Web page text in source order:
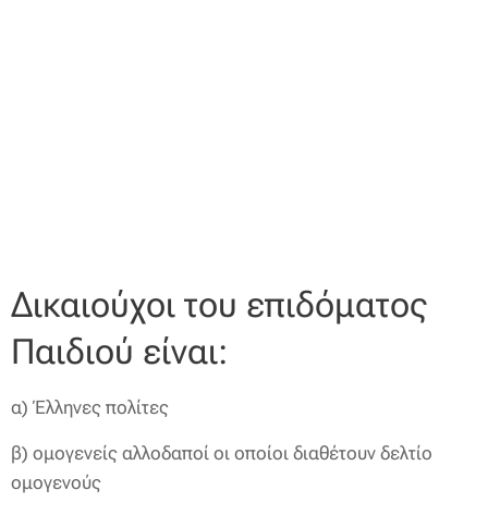
Δικαιούχοι του επιδόματος
Παιδιού είναι:
α) Έλληνες πολίτες
β) ομογενείς αλλοδαποί οι οποίοι διαθέτουν δελτίο
ομογενούς